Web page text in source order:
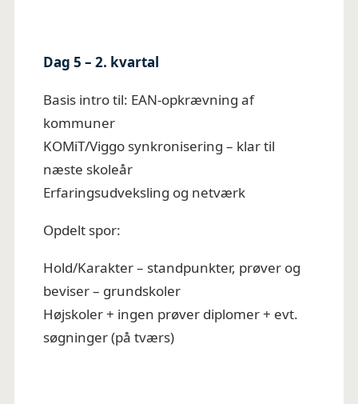
Dag 5 – 2. kvartal
Basis intro til: EAN-opkrævning af
kommuner
KOMiT/Viggo synkronisering – klar til
næste skoleår
Erfaringsudveksling og netværk
Opdelt spor:
Hold/Karakter – standpunkter, prøver og
beviser – grundskoler
Højskoler + ingen prøver diplomer + evt.
søgninger (på tværs)